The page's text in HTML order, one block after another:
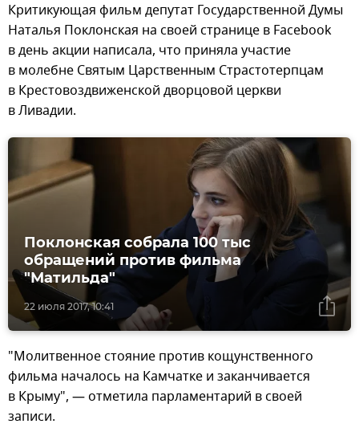
Критикующая фильм депутат Государственной Думы
Наталья Поклонская на своей странице в Facebook
в день акции написала, что приняла участие
в молебне Святым Царственным Страстотерпцам
в Крестовоздвиженской дворцовой церкви
в Ливадии.
22 июля 2017, 10:41
Поклонская собрала 100 тыс
обращений против фильма
"Матильда"
"Молитвенное стояние против кощунственного
фильма началось на Камчатке и заканчивается
в Крыму", — отметила парламентарий в своей
записи.